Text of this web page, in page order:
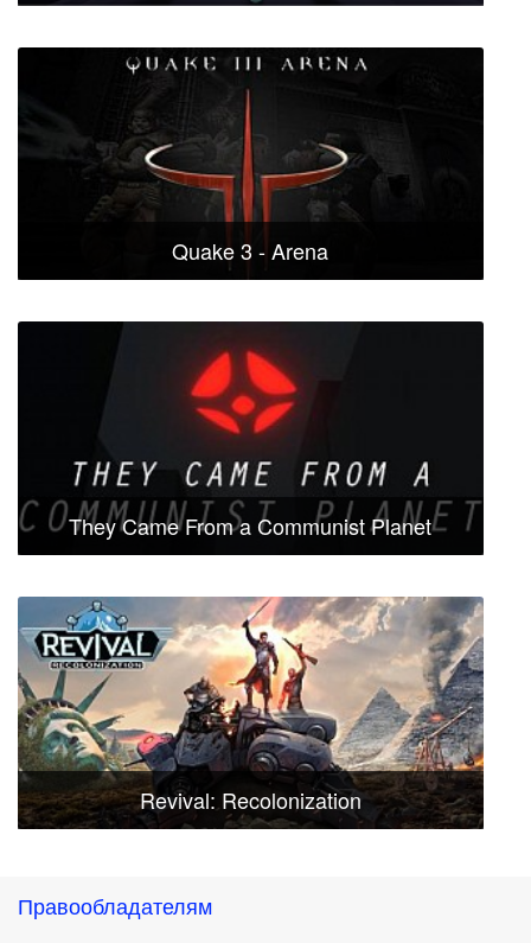
Quake 3 - Arena
They Came From a Communist Planet
Revival: Recolonization
Правообладателям